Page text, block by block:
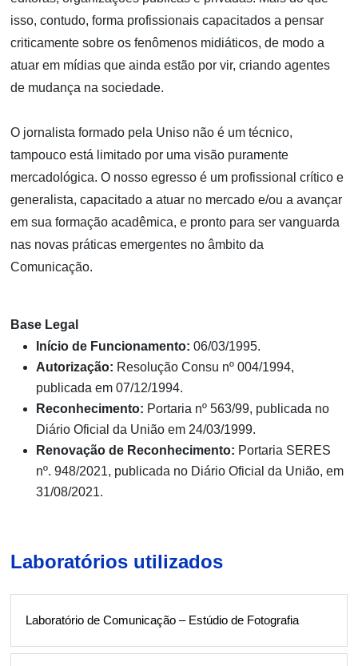
isso, contudo, forma profissionais capacitados a pensar
criticamente sobre os fenômenos midiáticos, de modo a
atuar em mídias que ainda estão por vir, criando agentes
de mudança na sociedade.
O jornalista formado pela Uniso não é um técnico,
tampouco está limitado por uma visão puramente
mercadológica. O nosso egresso é um profissional crítico e
generalista, capacitado a atuar no mercado e/ou a avançar
em sua formação acadêmica, e pronto para ser vanguarda
nas novas práticas emergentes no âmbito da
Comunicação.
Base Legal
Início de Funcionamento:06/03/1995.
Autorização: Resolução Consu nº 004/1994,
publicada em 07/12/1994.
Reconhecimento: Portaria nº 563/99, publicada no
Diário Oficial da União em 24/03/1999.
Renovação de Reconhecimento: Portaria SERES
nº. 948/2021, publicada no Diário Oficial da União, em
31/08/2021.
Laboratórios utilizados
Laboratório de Comunicação – Estúdio de Fotografia